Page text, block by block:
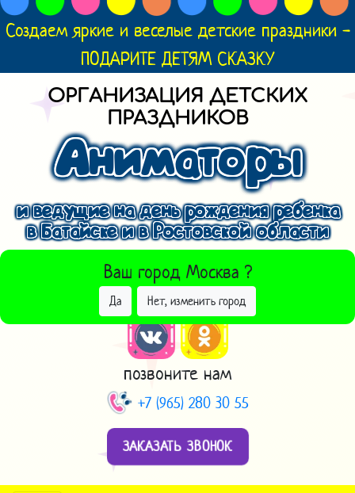
Создаем яркие и веселые детские праздники -
ПОДАРИТЕ ДЕТЯМ СКАЗКУ
ОРГАНИЗАЦИЯ ДЕТСКИХ
ПРАЗДНИКОВ
Аниматоры
и ведущие на день рождения ребенка
в Батайске и в Ростовской области
Ваш город Москва ?
Да Нет, изменить город
ВЫБРАТЬ ДРУГОЙ ГОРОД
позвоните нам
+7 (965) 280 30 55
ЗАКАЗАТЬ ЗВОНОК